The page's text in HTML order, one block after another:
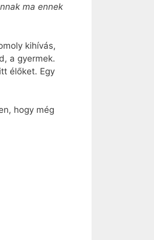
ma ennek
kihívás,
a gyermek.
élőket. Egy
hogy még